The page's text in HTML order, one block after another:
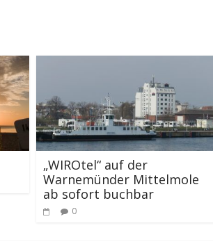
„WIROtel“ auf der
Warnemünder Mittelmole
ab sofort buchbar
0